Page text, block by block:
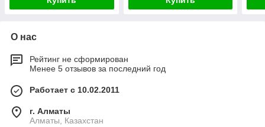
О нас
Рейтинг не сформирован
Менее 5 отзывов за последний год
Работает с 10.02.2011
г. Алматы
Алматы, Казахстан